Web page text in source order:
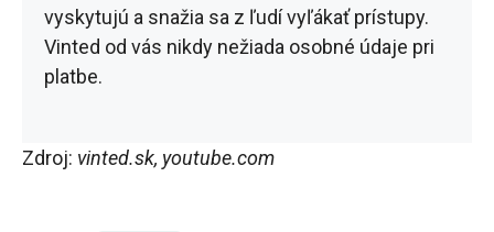
vyskytujú a snažia sa z ľudí vyľákať prístupy.
Vinted od vás nikdy nežiada osobné údaje pri
platbe.
Zdroj: vinted.sk, youtube.com